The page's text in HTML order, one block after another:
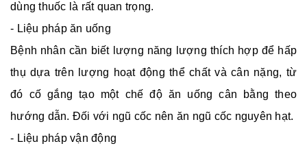
dùng thuốc là rất quan trọng.
- Liệu pháp ăn uống
Bệnh nhân cần biết lượng năng lượng thích hợp để hấp
thụ dựa trên lượng hoạt động thể chất và cân nặng, từ
đó cố gắng tạo một chế độ ăn uống cân bằng theo
hướng dẫn. Đối với ngũ cốc nên ăn ngũ cốc nguyên hạt.
- Liệu pháp vận động